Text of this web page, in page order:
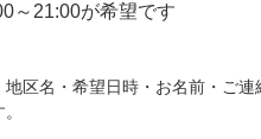
～21:00が希望です
区名・希望日時・お名前・ご